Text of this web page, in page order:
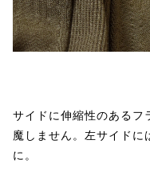
サイドに伸縮性のあるフ
魔しません。左サイドに
に。